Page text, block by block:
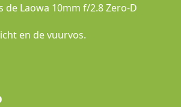
de Laowa 10mm f/2.8 Zero-D
en de vuurvos.